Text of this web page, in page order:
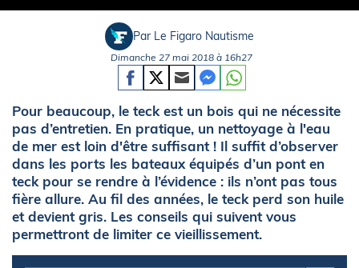
Par Le Figaro Nautisme
Dimanche 27 mai 2018 à 16h27
Pour beaucoup, le teck est un bois qui ne nécessite
pas d’entretien. En pratique, un nettoyage à l'eau
de mer est loin d'être suffisant ! Il suffit d’observer
dans les ports les bateaux équipés d’un pont en
teck pour se rendre à l’évidence : ils n’ont pas tous
fière allure. Au fil des années, le teck perd son huile
et devient gris. Les conseils qui suivent vous
permettront de limiter ce vieillissement.